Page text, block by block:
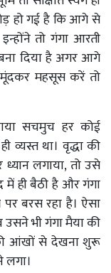
हो गई है कि आगे से
तो गंगा आरती
दिया है अगर आगे
महसूस करें तो
सचमुच हर कोई
ही व्यस्तथा। वृद्धाकी
ध्यानलगाया,तोउसे
मेंहीबैठीहैऔरगंगा
परबरसरहा है। ऐसा
उसनेभीगंगामैयाकी
आंखोंसे देखनाशुरू
लगा।